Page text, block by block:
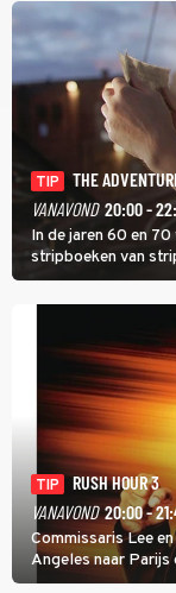
TIP
THE
VANAVOND 20:00 -
In de jaren 60 en
stripboeken van
meer tot leven in
TIP
RUSH HOUR 3
VANAVOND 20:00 -
Commissaris Lee
Angeles naar Parijs
hand aan te pakken.